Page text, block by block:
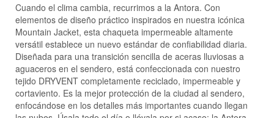
Cuando el clima cambia, recurrimos a la Antora. Con
elementos de diseño práctico inspirados en nuestra icónica
Mountain Jacket, esta chaqueta impermeable altamente
versátil establece un nuevo estándar de confiabilidad diaria.
Diseñada para una transición sencilla de aceras lluviosas a
aguaceros en el sendero, está confeccionada con nuestro
tejido DRYVENT completamente reciclado, impermeable y
cortaviento. Es la mejor protección de la ciudad al sendero,
enfocándose en los detalles más importantes cuando llegan